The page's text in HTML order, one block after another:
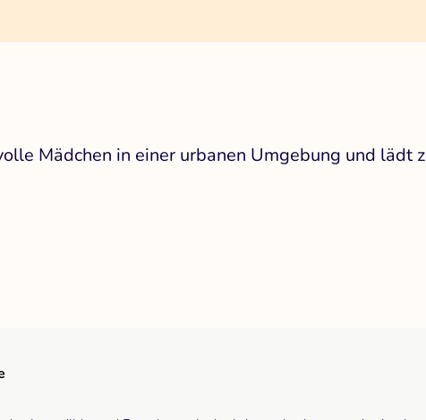
Mädchen in einer urbanen Umgebung und lädt